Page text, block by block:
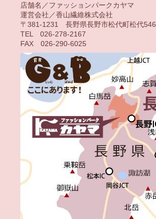
店舗名／ファッションパークカヤマ
運営会社／香山繊維株式会社
〒381-1231 長野県長野市松代町松代546
TEL 026-278-2167
FAX 026-290-6025